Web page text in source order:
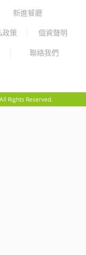
新進餐廳
政策 個資聲明
聯絡我們
Rights Reserved.